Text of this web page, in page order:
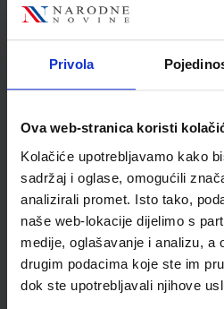
Privola
Ova web-stranica koristi
Kolačiće upotrebljavamo kako
sadržaj i oglase, omogućili
analizirali promet. Isto tako,
naše web-lokacije dijelimo s
medije, oglašavanje i analizu, a
drugim podacima koje ste im
dok ste upotrebljavali njihove
Šifra proizvoda
Jedinična mjera